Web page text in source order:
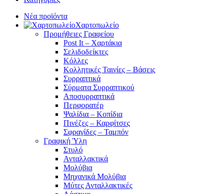
Νέα προϊόντα
Χαρτοπωλείο
Προμήθειες Γραφείου
Post It – Χαρτάκια
Σελιδοδείκτες
Κόλλες
Κολλητικές Ταινίες – Βάσεις
Συρραπτικά
Σύρματα Συρραπτικού
Αποσυρραπτικά
Περφορατέρ
Ψαλίδια – Κοπίδια
Πινέζες – Καρφίτσες
Σφραγίδες – Ταμπόν
Γραφική Ύλη
Στυλό
Ανταλλακτικά
Μολύβια
Μηχανικά Μολύβια
Μύτες Ανταλλακτικές